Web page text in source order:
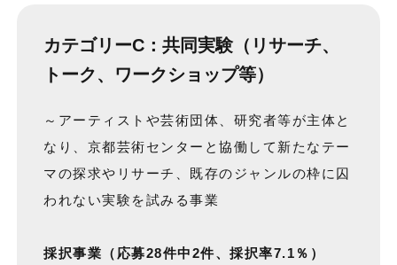
カテゴリーC：共同実験（リサーチ、
トーク、ワークショップ等）
～アーティストや芸術団体、研究者等が主体と
なり、京都芸術センターと協働して新たなテー
マの探求やリサーチ、既存のジャンルの枠に囚
われない実験を試みる事業
採択事業（応募28件中2件、採択率7.1％）